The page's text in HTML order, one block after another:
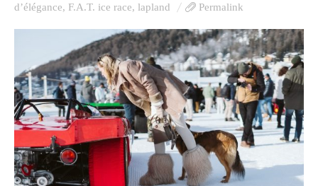
d’élégance, F.A.T. ice race, lapland Permalink